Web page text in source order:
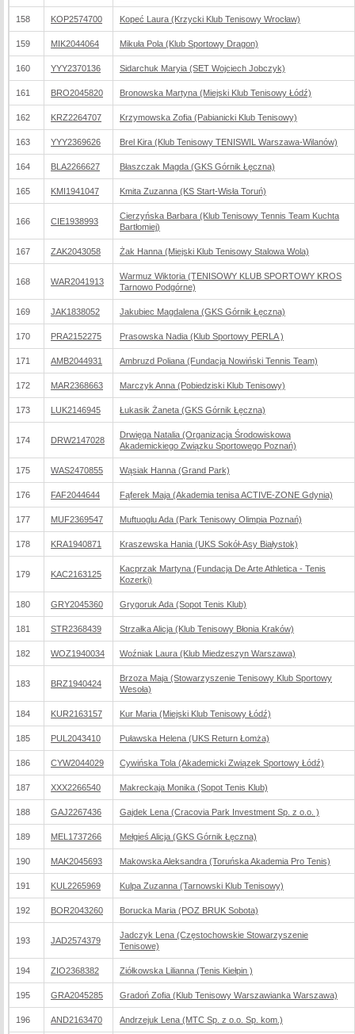
158 KOP2574700 Kopeć Laura (Krzycki Klub Tenisowy Wrocław)
159 MIK2044064 Mikuła Pola (Klub Sportowy Dragon)
160 YYY2370136 Sidarchuk Maryia (SET Wojciech Jobczyk)
161 BRO2045820 Bronowska Martyna (Miejski Klub Tenisowy Łódź)
162 KRZ2264707 Krzymowska Zofia (Pabianicki Klub Tenisowy)
163 YYY2369626 Brel Kira (Klub Tenisowy TENISWIL Warszawa-Wilanów)
164 BLA2266627 Błaszczak Magda (GKS Górnik Łęczna)
165 KMI1941047 Kmita Zuzanna (KS Start-Wisła Toruń)
166 CIE1938993
Cierzyńska Barbara (Klub Tenisowy Tennis Team Kuchta
Bartłomiej)
167 ZAK2043058 Żak Hanna (Miejski Klub Tenisowy Stalowa Wola)
168 WAR2041913
Warmuz Wiktoria (TENISOWY KLUB SPORTOWY KROS
Tarnowo Podgórne)
169 JAK1838052 Jakubiec Magdalena (GKS Górnik Łęczna)
170 PRA2152275 Prasowska Nadia (Klub Sportowy PERLA )
171 AMB2044931 Ambruzd Poliana (Fundacja Nowiński Tennis Team)
172 MAR2368663 Marczyk Anna (Pobiedziski Klub Tenisowy)
173 LUK2146945 Łukasik Żaneta (GKS Górnik Łęczna)
174 DRW2147028
Drwięga Natalia (Organizacja Środowiskowa
Akademickiego Związku Sportowego Poznań)
175 WAS2470855 Wąsiak Hanna (Grand Park)
176 FAF2044644 Fąferek Maja (Akademia tenisa ACTIVE-ZONE Gdynia)
177 MUF2369547 Muftuoglu Ada (Park Tenisowy Olimpia Poznań)
178 KRA1940871 Kraszewska Hania (UKS Sokół-Asy Białystok)
179 KAC2163125
Kacprzak Martyna (Fundacja De Arte Athletica - Tenis
Kozerki)
180 GRY2045360 Grygoruk Ada (Sopot Tenis Klub)
181 STR2368439 Strzałka Alicja (Klub Tenisowy Błonia Kraków)
182 WOZ1940034 Woźniak Laura (Klub Miedzeszyn Warszawa)
183 BRZ1940424
Brzoza Maja (Stowarzyszenie Tenisowy Klub Sportowy
Wesoła)
184 KUR2163157 Kur Maria (Miejski Klub Tenisowy Łódź)
185 PUL2043410 Puławska Helena (UKS Return Łomża)
186 CYW2044029 Cywińska Tola (Akademicki Związek Sportowy Łódź)
187 XXX2266540 Makreckaja Monika (Sopot Tenis Klub)
188 GAJ2267436 Gajdek Lena (Cracovia Park Investment Sp. z o.o. )
189 MEL1737266 Mełgieś Alicja (GKS Górnik Łęczna)
190 MAK2045693 Makowska Aleksandra (Toruńska Akademia Pro Tenis)
191 KUL2265969 Kulpa Zuzanna (Tarnowski Klub Tenisowy)
192 BOR2043260 Borucka Maria (POZ BRUK Sobota)
193 JAD2574379
Jadczyk Lena (Częstochowskie Stowarzyszenie
Tenisowe)
194 ZIO2368382 Ziółkowska Lilianna (Tenis Kiełpin )
195 GRA2045285 Gradoń Zofia (Klub Tenisowy Warszawianka Warszawa)
196 AND2163470 Andrzejuk Lena (MTC Sp. z o.o. Sp. kom.)